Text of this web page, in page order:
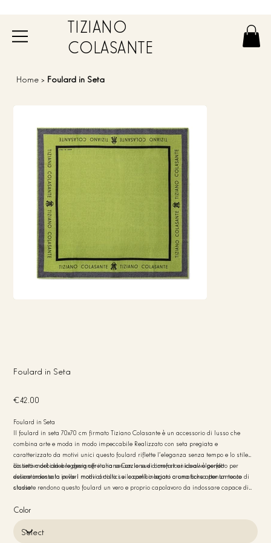
TIZIANO
COLASANTE
Home > Foulard in Seta
Foulard in Seta
€42.00
Foulard in Seta
Il foulard in seta 70x70 cm firmato Tiziano Colasante è un accessorio di lusso che
combina arte e moda in modo impeccabile Realizzato con seta pregiata e
caratterizzato da motivi unici questo foulard riflette l'eleganza senza tempo e lo stile
distintivo del celebre designer italiano Con le sue dimensioni ideali è perfetto per
essere indossato in vari modi al collo sui capelli o legato a una borsa per un tocco di
classe
La seta morbida e leggera offre una sensazione di comfort unico avvolgendo
delicatamente la pelle I motivi artistici e le combinazioni cromatiche attentamente
studiate rendono questo foulard un vero e proprio capolavoro da indossare capace di
per chi desidera un accessorio versatile che si distingua per stile e qualità
di Tiziano Colasante Made in Italy
Color